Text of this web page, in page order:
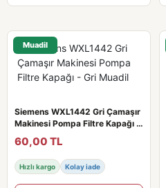
Muadil
Siemens WXL1442 Gri Çamaşır
Makinesi Pompa Filtre Kapağı -
60,00 TL
Hızlı kargo Kolay iade